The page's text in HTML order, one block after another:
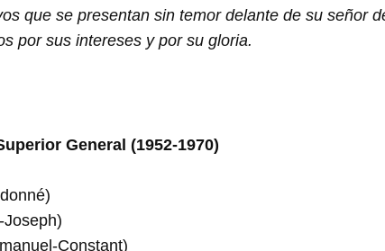
que se presentan sin temor delante de su señor
por sus intereses y por su gloria.
General (1952-1970)
Constant)